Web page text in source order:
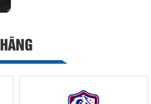
HÃNG